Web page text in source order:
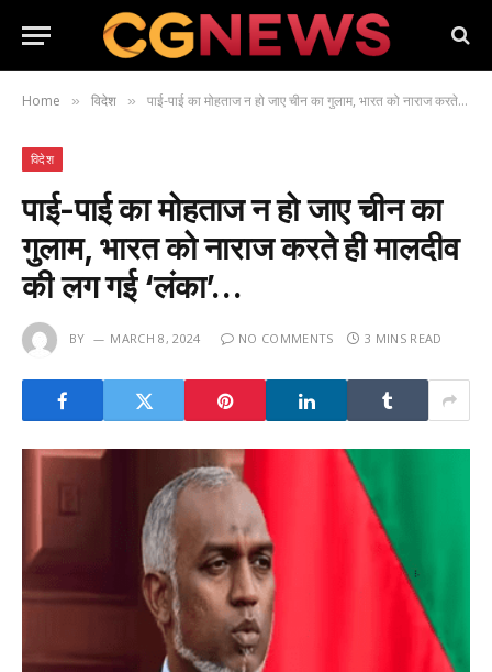
Home » विदेश » पाई-पाई का मोहताज न हो जाए चीन का गुलाम, भारत को नाराज करते ही मालदीव की लग गई ‘लंका’…
विदेश
पाई-पाई का मोहताज न हो जाए चीन का
गुलाम, भारत को नाराज करते ही मालदीव
की लग गई ‘लंका’…
BY MARCH 8, 2024 NO COMMENTS 3 MINS READ